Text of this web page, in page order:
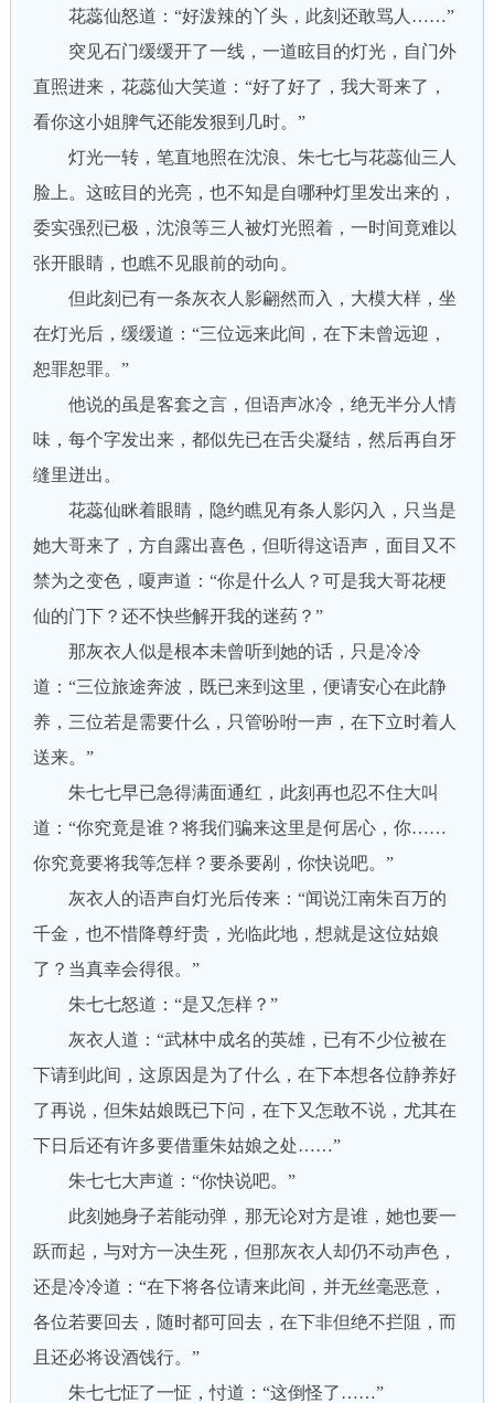
花蕊仙怒道：“好泼辣的丫头，此刻还敢骂人……”
突见石门缓缓开了一线，一道眩目的灯光，自门外
直照进来，花蕊仙大笑道：“好了好了，我大哥来了，
看你这小姐脾气还能发狠到几时。”
灯光一转，笔直地照在沈浪、朱七七与花蕊仙三人
脸上。这眩目的光亮，也不知是自哪种灯里发出来的，
委实强烈已极，沈浪等三人被灯光照着，一时间竟难以
张开眼睛，也瞧不见眼前的动向。
但此刻已有一条灰衣人影翩然而入，大模大样，坐
在灯光后，缓缓道：“三位远来此间，在下未曾远迎，
恕罪恕罪。”
他说的虽是客套之言，但语声冰冷，绝无半分人情
味，每个字发出来，都似先已在舌尖凝结，然后再自牙
缝里迸出。
花蕊仙眯着眼睛，隐约瞧见有条人影闪入，只当是
她大哥来了，方自露出喜色，但听得这语声，面目又不
禁为之变色，嗄声道：“你是什么人？可是我大哥花梗
仙的门下？还不快些解开我的迷药？”
那灰衣人似是根本未曾听到她的话，只是冷冷
道：“三位旅途奔波，既已来到这里，便请安心在此静
养，三位若是需要什么，只管吩咐一声，在下立时着人
送来。”
朱七七早已急得满面通红，此刻再也忍不住大叫
道：“你究竟是谁？将我们骗来这里是何居心，你……
你究竟要将我等怎样？要杀要剐，你快说吧。”
灰衣人的语声自灯光后传来：“闻说江南朱百万的
千金，也不惜降尊纡贵，光临此地，想就是这位姑娘
了？当真幸会得很。”
朱七七怒道：“是又怎样？”
灰衣人道：“武林中成名的英雄，已有不少位被在
下请到此间，这原因是为了什么，在下本想各位静养好
了再说，但朱姑娘既已下问，在下又怎敢不说，尤其在
下日后还有许多要借重朱姑娘之处……”
朱七七大声道：“你快说吧。”
此刻她身子若能动弹，那无论对方是谁，她也要一
跃而起，与对方一决生死，但那灰衣人却仍不动声色，
还是冷冷道：“在下将各位请来此间，并无丝毫恶意，
各位若要回去，随时都可回去，在下非但绝不拦阻，而
且还必将设酒饯行。”
朱七七怔了一怔，忖道：“这倒怪了……”